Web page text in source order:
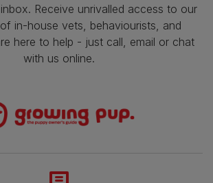
Receive unrivalled access to our
in-house vets, behaviourists, and
here to help - just call, email or chat
with us online.